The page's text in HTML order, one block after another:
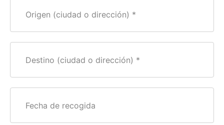
Origen (ciudad o dirección)
Destino (ciudad o dirección)
Fecha de recogida